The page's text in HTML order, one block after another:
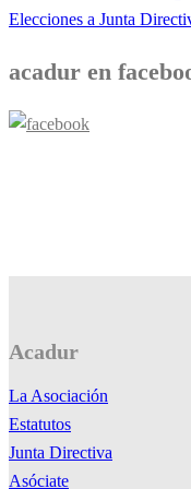
de
Elecciones a Junta
acadur en
Acadur
La Asociación
Estatutos
Junta Directiva
Asóciate